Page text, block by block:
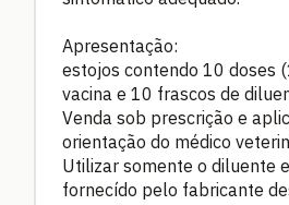
Apresentação:
estojos contendo 10 doses
vacina e 10 frascos de
Venda sob prescrição e
orientação do médico
Utilizar somente o diluente
fornecído pelo fabricante